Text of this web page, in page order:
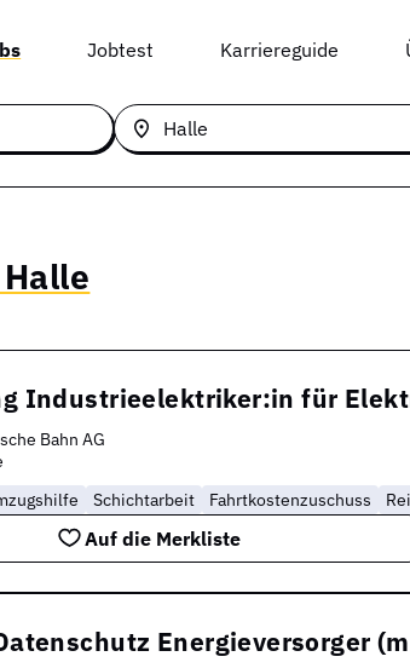
Jobtest Karriereguide
Industrieelektriker:in für
Bahn AG
Schichtarbeit Fahrtkostenzuschuss
Auf die Merkliste
Energieversorger